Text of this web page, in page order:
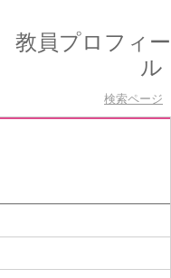
教員プロフィー
ル
検索ページ